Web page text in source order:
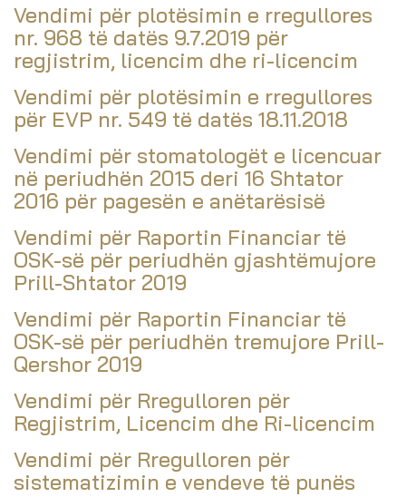
Vendimi për plotësimin e rregullores
nr. 968 të datës 9.7.2019 për
regjistrim, licencim dhe ri-licencim
Vendimi për plotësimin e rregullores
për EVP nr. 549 të datës 18.11.2018
Vendimi për stomatologët e licencuar
në periudhën 2015 deri 16 Shtator
2016 për pagesën e anëtarësisë
Vendimi për Raportin Financiar të
OSK-së për periudhën gjashtëmujore
Prill-Shtator 2019
Vendimi për Raportin Financiar të
OSK-së për periudhën tremujore Prill-
Qershor 2019
Vendimi për Rregulloren për
Regjistrim, Licencim dhe Ri-licencim
Vendimi për Rregulloren për
sistematizimin e vendeve të punës